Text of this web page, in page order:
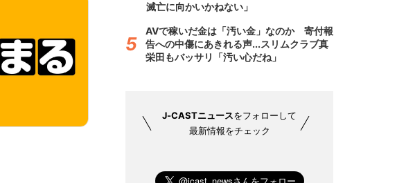
滅亡に向かいかねない」
AVで稼いだ金は「汚い金」なのか 寄付報
告への中傷にあきれる声...スリムクラブ真
栄田もバッサリ「汚い心だね」
J-CASTニュースをフォローして
最新情報をチェック